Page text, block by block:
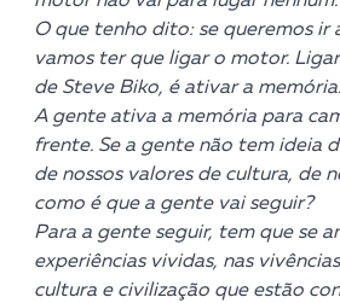
O que tenho dito: se queremos ir
vamos ter que ligar o motor.
de Steve Biko, é ativar a memória.
A gente ativa a memória para
frente. Se a gente não tem ideia
de nossos valores de cultura, de
como é que a gente vai seguir?
Para a gente seguir, tem que se
experiências vividas, nas
cultura e civilização que estão